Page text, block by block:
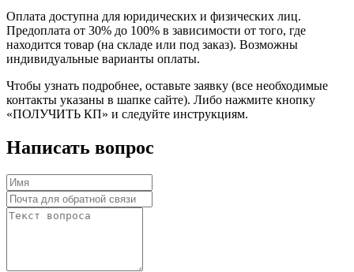
Оплата доступна для юридических и физических лиц.
Предоплата от 30% до 100% в зависимости от того, где
находится товар (на складе или под заказ). Возможны
индивидуальные варианты оплаты.
Чтобы узнать подробнее, оставьте заявку (все необходимые
контакты указаны в шапке сайте). Либо нажмите кнопку
«ПОЛУЧИТЬ КП» и следуйте инструкциям.
Написать вопрос